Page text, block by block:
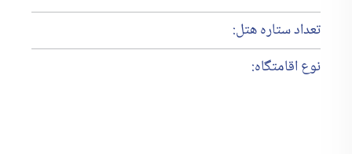
تعداد ستاره هتل:
نوع اقامتگاه: